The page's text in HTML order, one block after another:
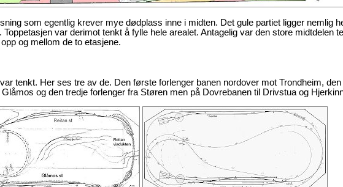
som egentlig krever mye dødplass inne i midten. Det gule partiet ligger nemlig
var derimot tenkt å fylle hele arealet. Antagelig var den store midtdelen
og mellom de to etasjene.
tenkt. Her ses tre av de. Den første forlenger banen nordover mot Trondheim,
og den tredje forlenger fra Støren men på Dovrebanen til Drivstua og